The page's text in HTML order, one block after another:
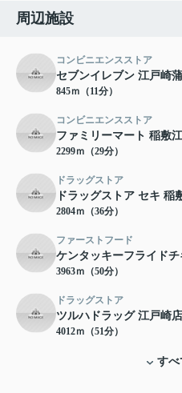
周辺施設
コンビニエンスストア
セブンイレブン 江戸崎
845ｍ（11分）
コンビニエンスストア
ファミリーマート 稲敷
2299ｍ（29分）
ドラッグストア
ドラッグストア セキ 稲
2804ｍ（36分）
ファーストフード
ケンタッキーフライド
3963ｍ（50分）
ドラッグストア
ツルハドラッグ 江戸崎店
4012ｍ（51分）
すべ